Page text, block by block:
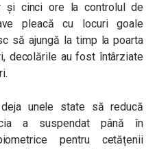
și cinci ore la controlul de
pleacă cu locuri goale
să ajungă la timp la poarta
decolările au fost întârziate
unele state să reducă
a suspendat până în
pentru cetățenii